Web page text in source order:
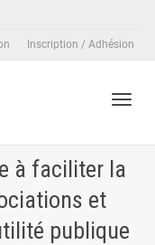
Inscription / Adhésion
à faciliter la
et
publique